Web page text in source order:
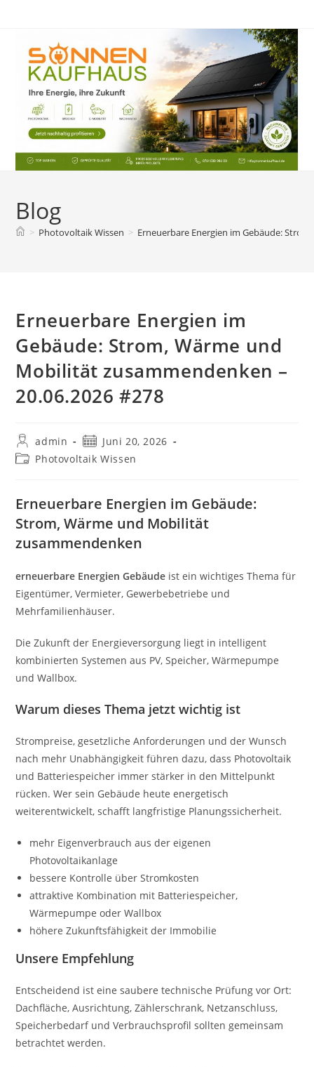
Blog
> Photovoltaik Wissen > Erneuerbare Energien im Gebäude:
Erneuerbare Energien im
Gebäude: Strom, Wärme und
Mobilität zusammendenken –
20.06.2026 #278
Beitrags-
Autor:
admin
Beitrag
veröffentlicht:
Juni 20, 2026
Beitrags-
Photovoltaik Wissen
Erneuerbare Energien im Gebäude:
Strom, Wärme und Mobilität
zusammendenken
erneuerbare Energien Gebäude ist ein wichtiges Thema für
Eigentümer, Vermieter, Gewerbebetriebe und
Mehrfamilienhäuser.
Die Zukunft der Energieversorgung liegt in intelligent
kombinierten Systemen aus PV, Speicher, Wärmepumpe
und Wallbox.
Warum dieses Thema jetzt wichtig ist
Strompreise, gesetzliche Anforderungen und der Wunsch
nach mehr Unabhängigkeit führen dazu, dass Photovoltaik
und Batteriespeicher immer stärker in den Mittelpunkt
rücken. Wer sein Gebäude heute energetisch
weiterentwickelt, schafft langfristige Planungssicherheit.
mehr Eigenverbrauch aus der eigenen
Photovoltaikanlage
bessere Kontrolle über Stromkosten
attraktive Kombination mit Batteriespeicher,
Wärmepumpe oder Wallbox
höhere Zukunftsfähigkeit der Immobilie
Unsere Empfehlung
Entscheidend ist eine saubere technische Prüfung vor Ort:
Dachfläche, Ausrichtung, Zählerschrank, Netzanschluss,
Speicherbedarf und Verbrauchsprofil sollten gemeinsam
betrachtet werden.